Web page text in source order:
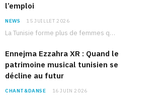
l’emploi
NEWS 15 JUILLET 2026
La Tunisie forme plus de femmes que d’hommes dans les filières scientifiques. Pourtant, pour beaucoup…
Ennejma Ezzahra XR : Quand le
patrimoine musical tunisien se
décline au futur
CHANT&DANSE 16 JUIN 2026